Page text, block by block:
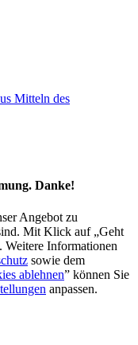
Mitteln des
Danke!
Angebot zu
Mit Klick auf „Geht
Weitere Informationen
sowie dem
ablehnen” können Sie
anpassen.